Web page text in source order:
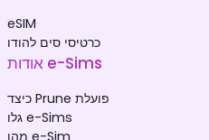
eSIM
כרטיסי סים להודו
אודות e-Sims
כיצד Prune פועלת
גלו e-Sims
מהו e-Sim